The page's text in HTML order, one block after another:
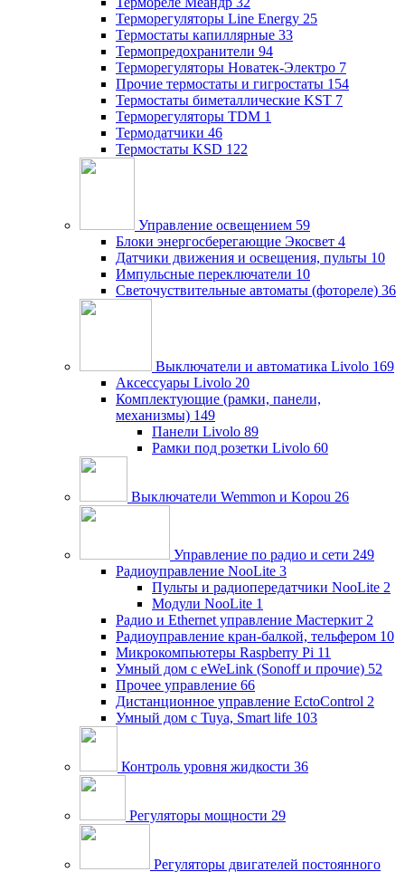
Терморегуляторы Line Energy 25
Термостаты капиллярные 33
Термопредохранители 94
Терморегуляторы Новатек-Электро 7
Прочие термостаты и гигростаты 154
Термостаты биметаллические KST 7
Терморегуляторы TDM 1
Термодатчики 46
Термостаты KSD 122
Управление освещением 59
Блоки энергосберегающие Экосвет 4
Датчики движения и освещения, пульты 10
Импульсные переключатели 10
Светочуствительные автоматы (фотореле) 36
Выключатели и автоматика Livolo 169
Аксессуары Livolo 20
Комплектующие (рамки, панели,
механизмы) 149
Панели Livolo 89
Рамки под розетки Livolo 60
Выключатели Wemmon и Kopou 26
Управление по радио и сети 249
Радиоуправление NooLite 3
Пульты и радиопередатчики NooLite 2
Модули NooLite 1
Радио и Ethernet управление Мастеркит 2
Радиоуправление кран-балкой, тельфером 10
Микрокомпьютеры Raspberry Pi 11
Умный дом c eWeLink (Sonoff и прочие) 52
Прочее управление 66
Дистанционное управление EctoControl 2
Умный дом с Tuya, Smart life 103
Контроль уровня жидкости 36
Регуляторы мощности 29
Регуляторы двигателей постоянного